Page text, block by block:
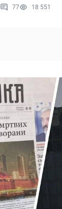
77 18 551